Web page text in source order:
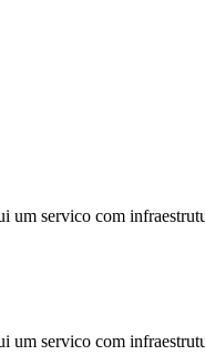
servico com
servico com